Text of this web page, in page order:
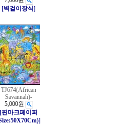
[벽걸이장식]
TJ674(African
Savannah)-
5,000원
[핀마크페이퍼